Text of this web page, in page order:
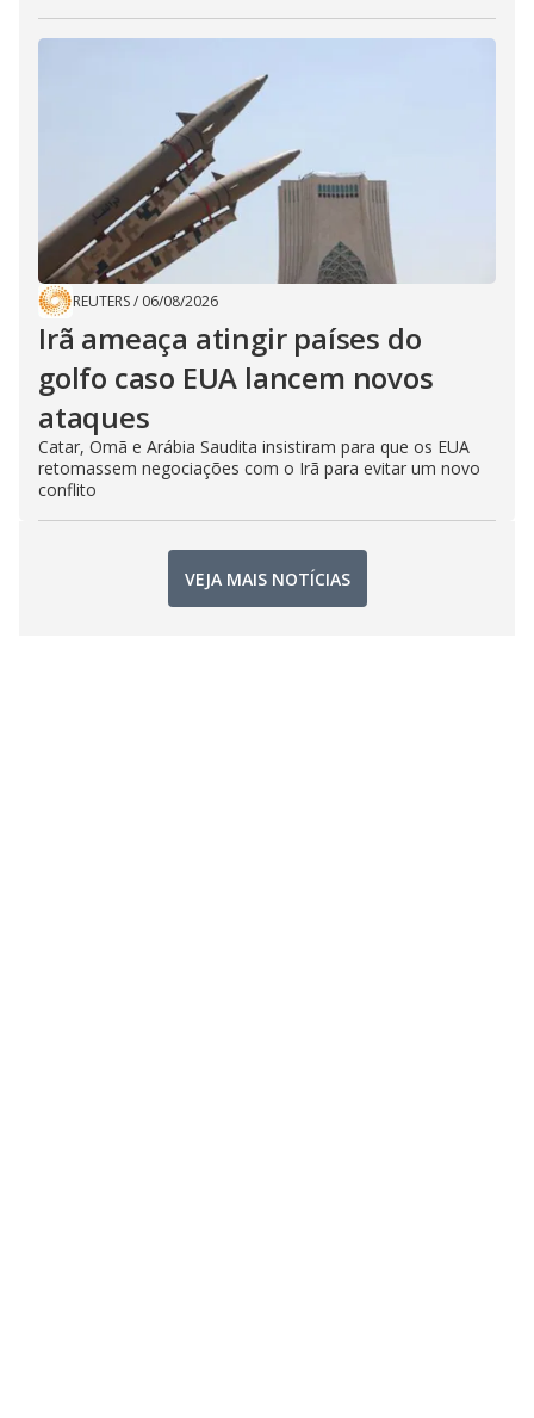
REUTERS/ 06/08/2026
Irã ameaça atingir países do
golfo caso EUA lancem novos
ataques
Catar, Omã e Arábia Saudita insistiram para que os EUA
retomassem negociações com o Irã para evitar um novo
conflito
VEJA MAIS NOTÍCIAS